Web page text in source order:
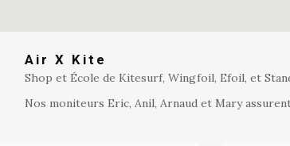
Air X Kite
Shop et École de Kitesurf, Wingfoil, Efoil, et
Nos moniteurs Eric, Anil, Arnaud et Mary